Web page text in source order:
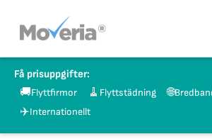
innehåll
Få prisuppgifter:
🚚Flyttfirmor 🧹 Flyttstädning 🌐
✈️Internationellt